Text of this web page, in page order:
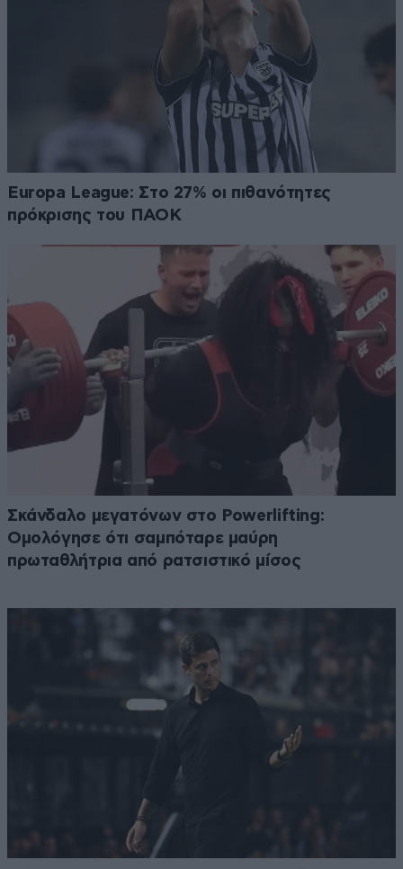
Europa League: Στο 27% οι πιθανότητες
πρόκρισης του ΠΑΟΚ
Σκάνδαλο μεγατόνων στο Powerlifting:
Ομολόγησε ότι σαμπόταρε μαύρη
πρωταθλήτρια από ρατσιστικό μίσος